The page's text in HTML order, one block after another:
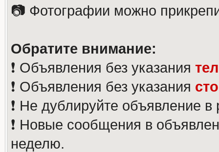
📷 Фотографии можно
Обратите внимание:
❗️ Объявления без указания
❗️ Объявления без указания
❗️ Не дублируйте объявление
❗️ Новые сообщения в
неделю.